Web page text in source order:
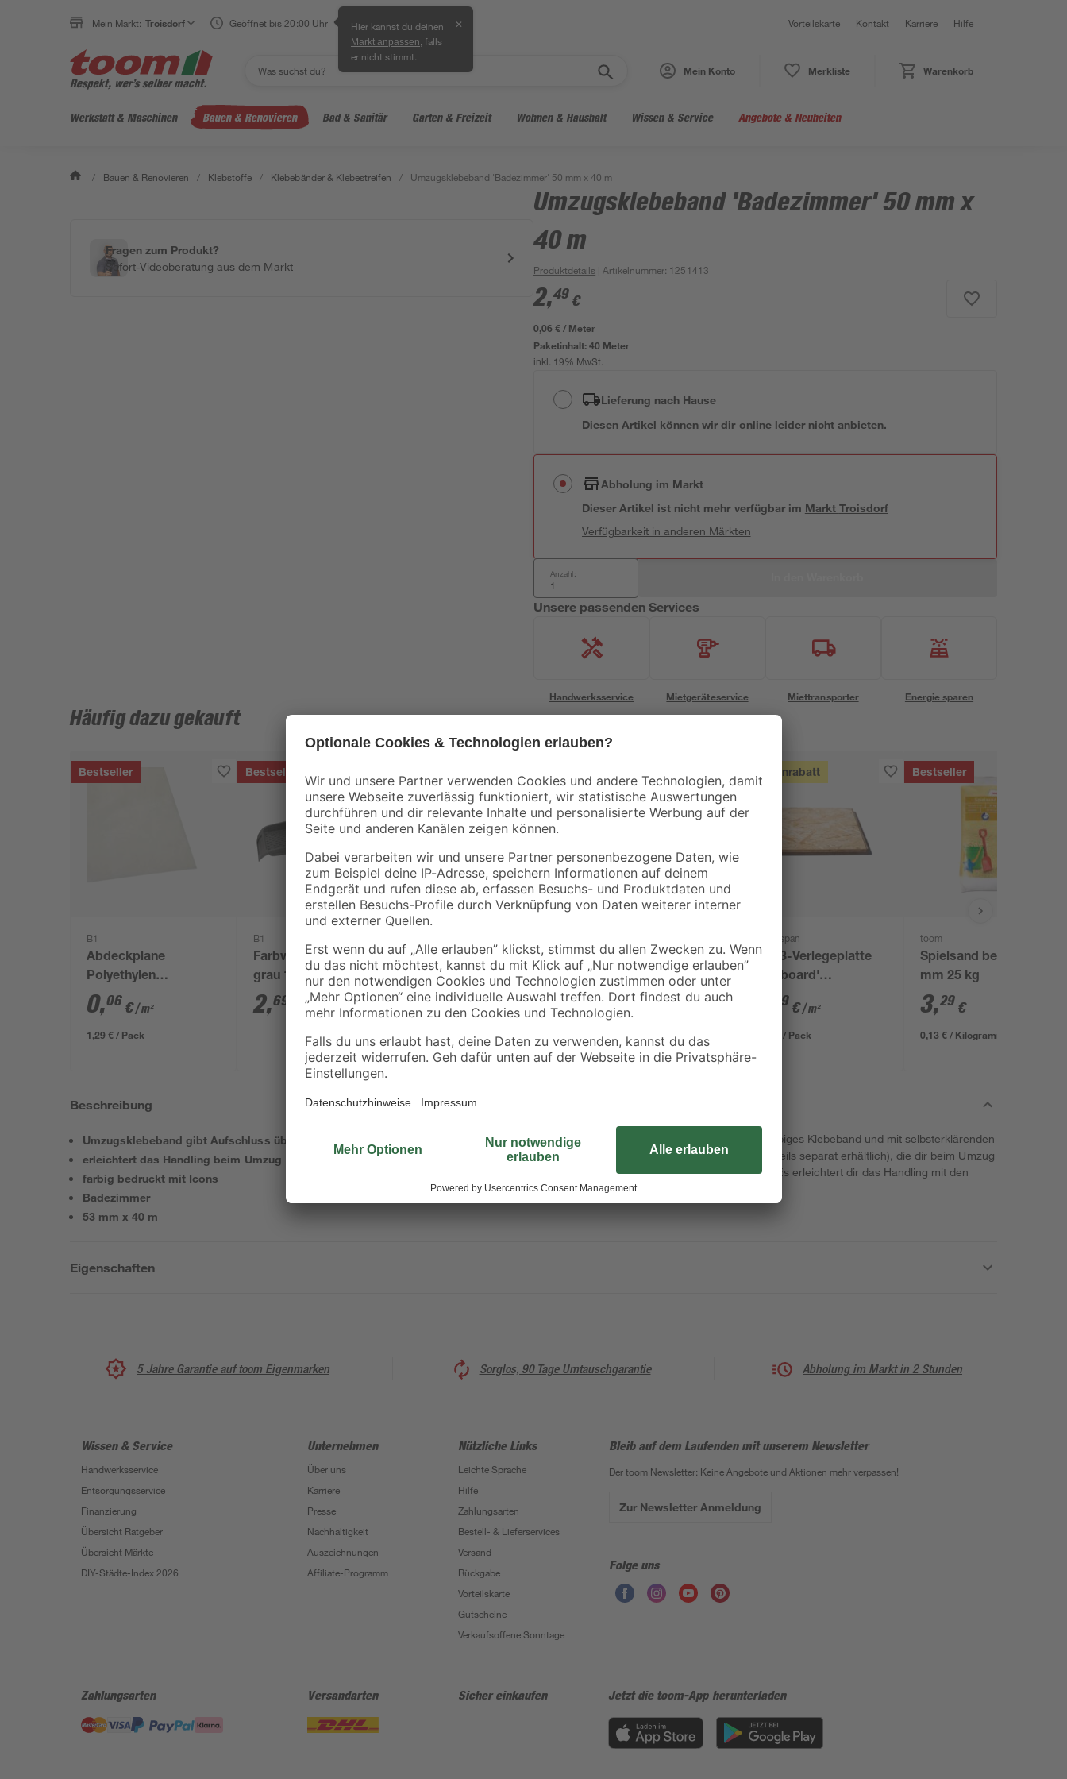
Mein Markt: Troisdorf Geöffnet bis 20:00 Uhr Hier kannst du deinen
Markt anpassen , falls
er nicht stimmt.
✕ Vorteilskarte Kontakt Karriere Hilfe
Mein Konto Merkliste Warenkorb
Werkstatt & Maschinen Bauen & Renovieren Bad & Sanitär Garten & Freizeit Wohnen & Haushalt Wissen & Service Angebote & Neuheiten
/ Bauen & Renovieren / Klebstoffe / Klebebänder & Klebestreifen / Umzugsklebeband 'Badezimmer' 50 mm x 40 m
Fragen zum Produkt?
Sofort-Videoberatung aus dem Markt
Umzugsklebeband 'Badezimmer' 50 mm x
40 m
Produktdetails | Artikelnummer: 1251413
2,49 €
0,06 € / Meter
Paketinhalt:40 Meter
inkl. 19% MwSt.
Lieferung nach Hause
Diesen Artikel können wir dir online leider nicht anbieten.
Abholung im Markt
Dieser Artikel ist nicht mehr verfügbar im Markt Troisdorf
Verfügbarkeit in anderen Märkten
Anzahl:
Unsere passenden Services
Handwerksservice Mietgeräteservice Miettransporter Energie sparen
Häufig dazu gekauft
Bestseller
B1
Abdeckplane
Polyethylen
transparent 4 x 5 m
0,06 €/ m²
1,29 € / Pack
Bestseller
B1
Farbwanne Kunststoff
grau 15 x 32 cm
2,69
Baueimer 12 l
1,49€ 1,69 €
Mengenrabatt
Bestseller
Umzugskarton mit
Textfeld 65 l
3,99€
Mengenrabatt
Kronospan
OSB3-Verlegeplatte
'Cityboard'
ungeschliffen 1690 x
634 x 12 mm
99 €/ m²
6,41 € / Pack
Bestseller
toom
Spielsand beige 0-2
mm 25 kg
3,29 €
0,13 € / Kilogramm
Beschreibung
Umzugsklebeband gibt Aufschluss über die Verwendungsstelle
erleichtert das Handling beim Umzug
farbig bedruckt mit Icons
Badezimmer
53 mm x 40 m
Das Umzugsklebeband 'Badezimmer' ist ein farbiges Klebeband und mit selbsterklärenden
Icons bedruckt. Es gibt verschiedene Icons (jeweils separat erhältlich), die dir beim Umzug
Aufschluss über die Verwendungsstelle geben. Es erleichtert dir das Handling mit den
Umzugskartons.
Eigenschaften
5 Jahre Garantie auf toom Eigenmarken Sorglos, 90 Tage Umtauschgarantie Abholung im Markt in 2 Stunden
Wissen & Service
Handwerksservice
Entsorgungsservice
Finanzierung
Übersicht Ratgeber
Übersicht Märkte
DIY-Städte-Index 2026
Unternehmen
Über uns
Karriere
Presse
Nachhaltigkeit
Auszeichnungen
Affiliate-Programm
Nützliche Links
Leichte Sprache
Hilfe
Zahlungsarten
Bestell- & Lieferservices
Versand
Rückgabe
Vorteilskarte
Gutscheine
Verkaufsoffene Sonntage
Bleib auf dem Laufenden mit unserem Newsletter
Der toom Newsletter: Keine Angebote und Aktionen mehr verpassen!
Zur Newsletter Anmeldung
Folge uns
Zahlungsarten Versandarten Sicher einkaufen Jetzt die toom-App herunterladen